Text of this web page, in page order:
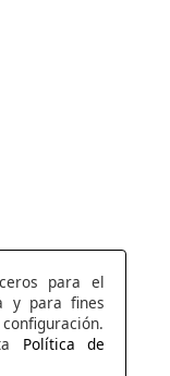
para el
y para fines
Política de